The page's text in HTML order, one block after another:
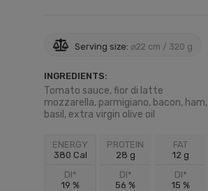
Serving size: ⌀22 cm / 320 g
INGREDIENTS:
Tomato sauce, fior di latte
mozzarella, parmigiano, bacon, ham,
basil, extra virgin olive oil
ENERGY
380 Cal
DI*
19 %
PROTEIN
28 g
DI*
56 %
FAT
12 g
DI*
15 %